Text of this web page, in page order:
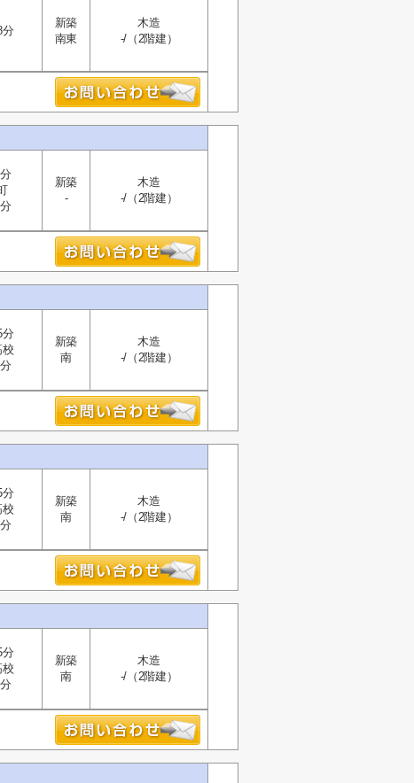
分
新築
南東
木造
-/（2階建）
新築
-
木造
-/（2階建）
分
校
新築
南
木造
-/（2階建）
分
校
新築
南
木造
-/（2階建）
分
校
新築
南
木造
-/（2階建）